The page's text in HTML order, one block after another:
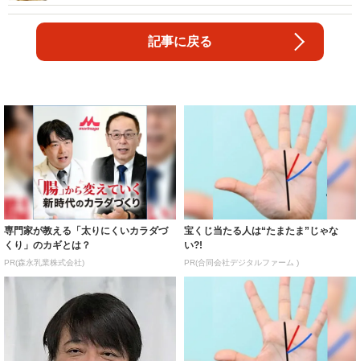
記事に戻る
専門家が教える「太りにくいカラダづ
くり」のカギとは？
PR(森永乳業株式会社)
宝くじ当たる人は“たまたま”じゃな
い?!
PR(合同会社デジタルファーム )